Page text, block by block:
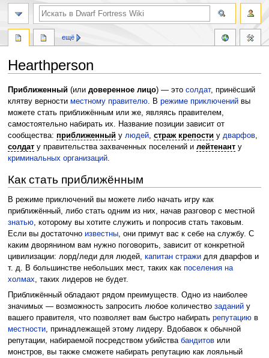
Hearthperson
Перейти
к
навигации
Перейти
к
поиску
Приближенный(или доверенное лицо) — это солдат, принёсший
клятву верности местному правителю. В режиме приключенийвы
можете стать приближённым или же, являясь правителем,
самостоятельно набирать их. Название позиции зависит от
сообщества: приближенныйу людей, страж крепостиу дварфов,
солдату правительства захваченных поселений и лейтенанту
криминальных организаций.
Как стать приближённым
В режиме приключений вы можете либо начать игру как
приближённый, либо стать одним из них, начав разговор с местной
знатью, которому вы хотите служить и попросив стать таковым.
Если вы достаточно известны, они примут вас к себе на службу. С
каким дворянином вам нужно поговорить, зависит от конкретной
цивилизации: лорд/леди для людей, капитан стражидля дварфов и
т. д. В большинстве небольших мест, таких как поселения на
холмах, таких лидеров не будет.
Приближённый обладают рядом преимуществ. Одно из наиболее
значимых — возможность запросить любое количество заданийу
вашего правителя, что позволяет вам быстро набирать репутациюв
местности, принадлежащей этому лидеру. Вдобавок к обычной
репутации, набираемой посредством убийства бандитовили
монстров, вы также сможете набирать репутацию как лояльный
ещё
поиск